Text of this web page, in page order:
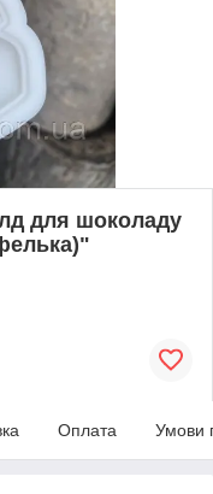
для шоколаду
Оплата Умови